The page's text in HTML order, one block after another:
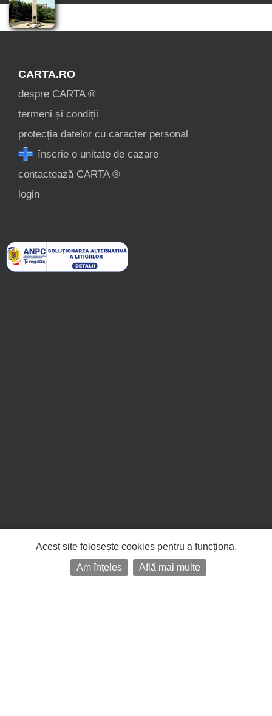
CARTA.RO
despre CARTA ®
termeni și condiții
protecția datelor cu caracter personal
înscrie o unitate de cazare
contactează CARTA ®
login
Acest site folosește cookies pentru a funcționa.
Am înțeles
Află mai multe